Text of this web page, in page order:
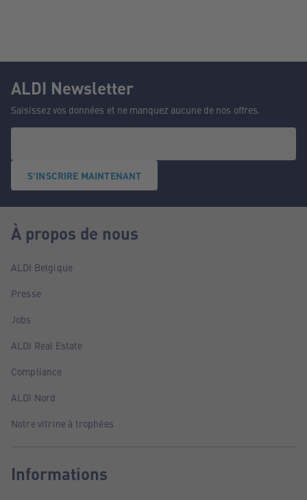
ALDI Newsletter
Saisissez vos données et ne manquez aucune de nos offres.
S'INSCRIRE MAINTENANT
À propos de nous
ALDI Belgique
Presse
Jobs
ALDI Real Estate
Compliance
ALDI Nord
Notre vitrine à trophées
Informations